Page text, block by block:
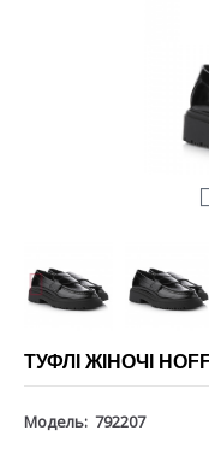
ТУФЛІ ЖІНОЧІ
Модель: 792207